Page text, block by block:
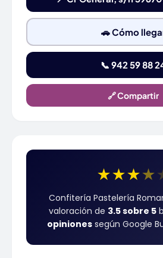
🚗 Cómo
📞 942 59 88
🔗 Compartir
★★★★
Confitería Pastelería
valoración de 3.5 sobre 5
opiniones según Google